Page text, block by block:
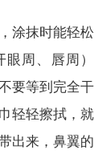
涂抹时能轻松
周、唇周）
要等到完全干
轻轻擦拭，就
出来，鼻翼的